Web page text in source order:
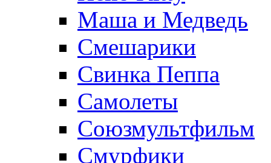
Маша и Медведь
Смешарики
Свинка Пеппа
Самолеты
Союзмультфильм
Смурфики